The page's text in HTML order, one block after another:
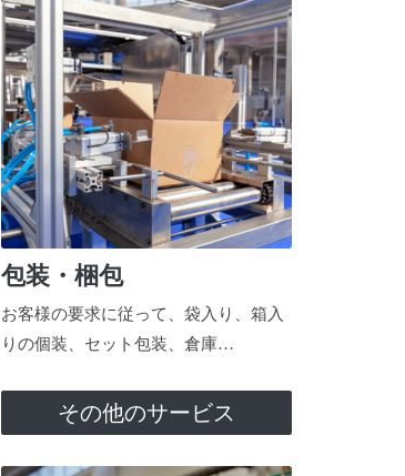
包装・梱包
お客様の要求に従って、袋入り、箱入
りの個装、セット包装、倉庫…
その他のサービス